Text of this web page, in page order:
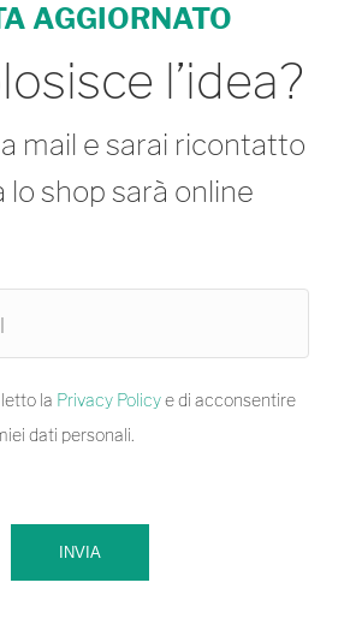
AGGIORNATO
l’idea?
mail e sarai ricontatto
lo shop sarà online
la Privacy Policye di acconsentire
dati personali.